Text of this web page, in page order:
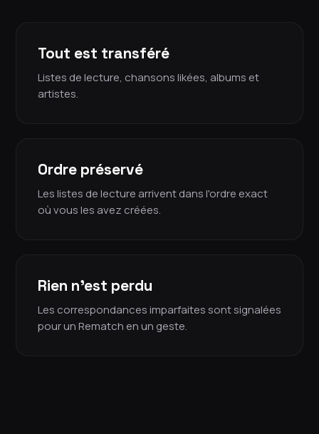
Tout est transféré
Listes de lecture, chansons likées, albums et
artistes.
Ordre préservé
Les listes de lecture arrivent dans l'ordre exact
où vous les avez créées.
Rien n'est perdu
Les correspondances imparfaites sont signalées
pour un Rematch en un geste.